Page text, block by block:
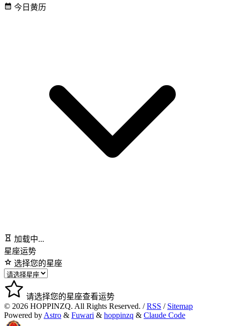
今日黄历
加载中...
星座运势
选择您的星座
请选择您的星座查看运势
© 2026 HOPPINZQ. All Rights Reserved. /RSS / Sitemap
Powered by Astro & Fuwari & hoppinzq & Claude Code